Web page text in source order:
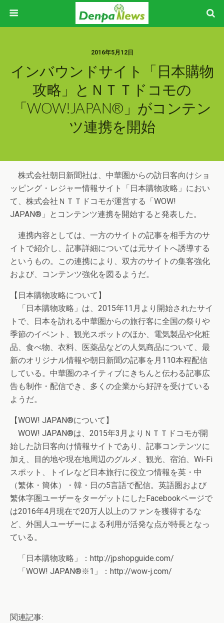
2016年5月12日
インバウンドサイト「日本購物
攻略」とＮＴＴドコモの
「WOW!JAPAN®」がコンテン
ツ連携を開始
株式会社朝日新聞社は、中華圏からの訪日客向けショ
ッピング・レジャー情報サイト「日本購物攻略」におい
て、株式会社ＮＴＴドコモが運営する「WOW!
JAPAN®」とコンテンツ連携を開始すると発表した。
連携内容としては、一方のサイトの記事を相手方のサ
イトで紹介し、記事詳細については元サイトへ誘導する
というもの。この連携により、双方のサイトの集客強化
および、コンテンツ強化を図るようだ。
【日本購物攻略について】
「日本購物攻略」は、2015年11月より開始されたサイ
トで、日本を訪れる中華圏からの旅行客に全国の祭りや
季節のイベント、観光スポットのほか、電気製品や化粧
品、食べ物、衣料、医薬品などの人気商品について、最
新のオリジナル情報や朝日新聞の記事を月110本程配信
している。中華圏のネイティブにきちんと伝わる記事広
告も制作・配信でき、多くの企業から好評を受けている
ようだ。
【WOW! JAPAN®について】
WOW! JAPAN®は、2015年3月よりＮＴＴドコモが開
始した訪日客向け情報サイトであり、記事コンテンツに
加え、目的地や現在地周辺のグルメ、観光、宿泊、Wi-Fi
スポット、トイレなど日本旅行に役立つ情報を英・中
（繁体・簡体）・韓・日の5言語で配信。英語圏および
繁体字圏ユーザーをターゲットにしたFacebookページで
は2016年4月現在で20万人以上のファンを獲得するな
ど、外国人ユーザーによる利用が活発な点が特長となっ
ている。
「日本購物攻略」：http://jpshopguide.com/
「WOW! JAPAN®※1」：http://wow-j.com/
関連記事: